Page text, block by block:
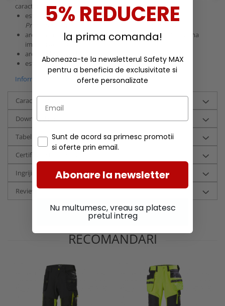
caracteristici:
este dotata cu membrana impermeabila Helly Tech
Protection
are constructie complet captusita pentru protectie optima
impotriva apei;
are deschizatura la spate ce permite ventilatia corpului;
este dotata cu buzunare pentru maini.
Informatii conformitate produs
Caracteristici
Download (4)
Tabel marimi HHW - Barbati (cm)
Certificari si tehnologii
Ingrijire
Review-uri(0)
RECOMANDARI
5% REDUCERE
la prima comanda!
Aboneaza-te la newsletterul Safety MAX
pentru a beneficia de exclusivitate si
oferte personalizate
Sunt de acord sa primesc promotii
si oferte prin email.
Abonare la newsletter
Nu multumesc, vreau sa platesc
pretul intreg